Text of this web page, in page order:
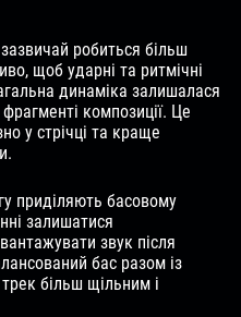
робиться більш
щоб ударні та ритмічні
динаміка залишалася
композиції. Це
у стрічці та краще
приділяють басовому
залишатися
звук після
бас разом із
більш щільним і